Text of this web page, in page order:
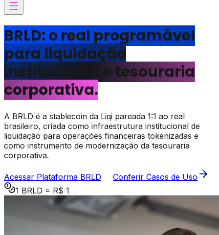
BRLD: o real programável
para liquidação
institucional e tesouraria
corporativa.
A BRLD é a stablecoin da Liqi pareada 1:1 ao real
brasileiro, criada como infraestrutura institucional de
liquidação para operações financeiras tokenizadas e
como instrumento de modernização da tesouraria
corporativa.
Acessar Plataforma BRLD
Conferir Casos de Uso
1 BRLD = R$ 1